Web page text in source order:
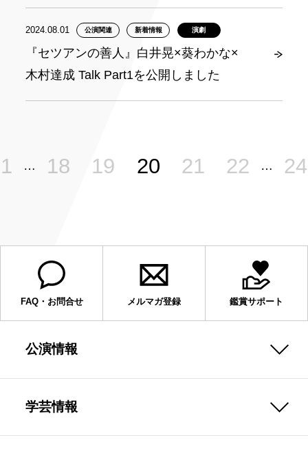
2024.08.01 公演関連 新着情報 演劇
『セツアンの善人』白井晃×葵わかな×
木村達成 Talk Part1を公開しました
1 … 18 19 20 21 22 … 24
FAQ・お問合せ メルマガ登録 鑑賞サポート
公演情報
学芸情報